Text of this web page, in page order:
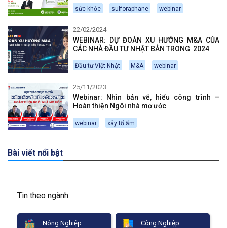
sức khỏe sulforaphane webinar
22/02/2024
WEBINAR: DỰ ĐOÁN XU HƯỚNG M&A CỦA
CÁC NHÀ ĐẦU TƯ NHẬT BẢN TRONG 2024
Đầu tư Việt Nhật M&A webinar
25/11/2023
Webinar: Nhìn bản vẽ, hiểu công trình –
Hoàn thiện Ngôi nhà mơ ước
webinar xây tổ ấm
Bài viết nổi bật
Tin theo ngành
Nông Nghiệp Công Nghiệp